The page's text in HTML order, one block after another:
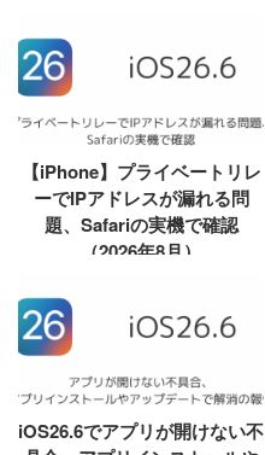
【iPhone】プライベートリレ
ーでIPアドレスが漏れる問
題、Safariの実機で確認
（2026年8月）
iOS26.6でアプリが開けない不